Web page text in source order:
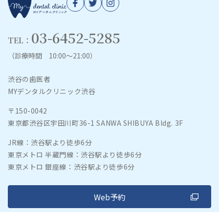
TEL： 03-6452-5285
（診療時間 10:00～21:00）
渋谷の歯医者
MYデンタルクリニック渋谷
〒150-0042
東京都渋谷区宇田川町36-1 SANWA SHIBUYA Bldg. 3F
JR線：渋谷駅より徒歩6分
東京メトロ 半蔵門線：渋谷駅より徒歩6分
東京メトロ 銀座線：渋谷駅より徒歩6分
Web予約